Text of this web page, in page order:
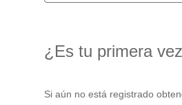
¿Es tu primera
Si aún no está registrado